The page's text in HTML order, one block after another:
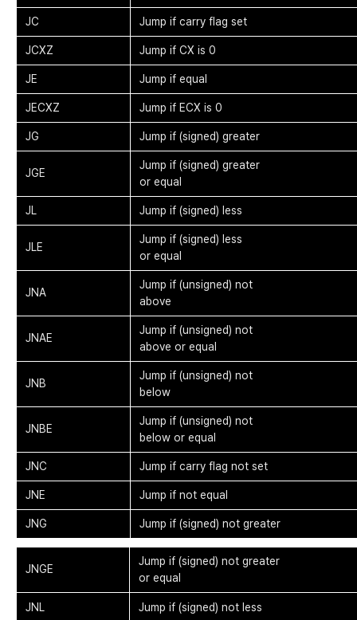
JC Jump if carry flag set
JCXZ Jump if CX is 0
JE Jump if equal
JECXZ Jump if ECX is 0
JG Jump if (signed) greater
JGE
Jump if (signed) greater
or equal
JL Jump if (signed) less
JLE
Jump if (signed) less
or equal
JNA
Jump if (unsigned) not
above
JNAE
Jump if (unsigned) not
above or equal
JNB
Jump if (unsigned) not
below
JNBE
Jump if (unsigned) not
below or equal
JNC Jump if carry flag not set
JNE Jump if not equal
JNG Jump if (signed) not greater
JNGE
Jump if (signed) not greater
or equal
JNL Jump if (signed) not less